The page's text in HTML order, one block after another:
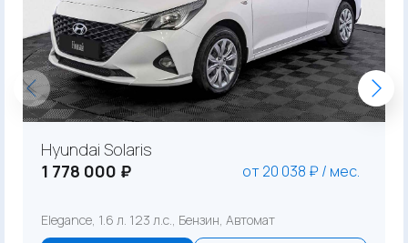
Hyundai Solaris
1 778 000 ₽
от 20 038 ₽ / мес.
Elegance, 1.6 л. 123 л.с., Бензин, Автомат